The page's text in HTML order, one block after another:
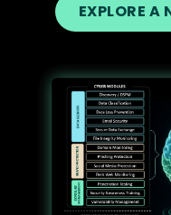
EXPLORE A